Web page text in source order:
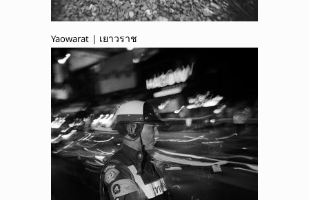
Yaowarat | เยาวราช